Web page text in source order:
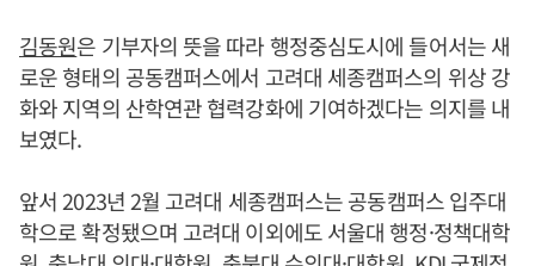
김동원은 기부자의 뜻을 따라 행정중심도시에 들어서는 새
로운 형태의 공동캠퍼스에서 고려대 세종캠퍼스의 위상 강
화와 지역의 산학연관 협력강화에 기여하겠다는 의지를 내
보였다.
앞서 2023년 2월 고려대 세종캠퍼스는 공동캠퍼스 입주대
학으로 확정됐으며 고려대 이외에도 서울대 행정·정책대학